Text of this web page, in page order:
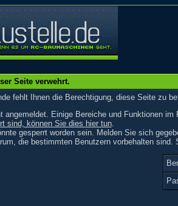
Seite verwehrt.
fehlt Ihnen die Berechtigung, diese Seite zu
angemeldet. Einige Bereiche und Funktionen
sind, können Sie dies hier tun.
gesperrt worden sein. Melden Sie sich
die bestimmten Benutzern vorbehalten